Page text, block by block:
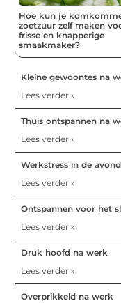
Hoe kun je
zoetzuur zelf maken
frisse en knapperige
smaakmaker?
Kleine gewoontes na
Lees verder »
Thuis ontspannen na
Lees verder »
Werkstress in de avond
Lees verder »
Ontspannen voor het
Lees verder »
Druk hoofd na werk
Lees verder »
Overprikkeld na werk